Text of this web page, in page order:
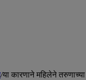
/या कारणाने महिलेने